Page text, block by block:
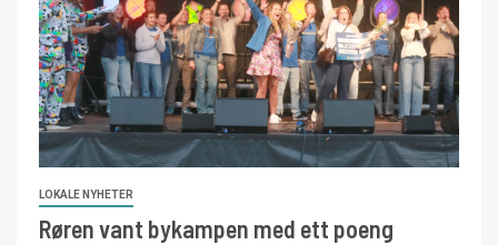
LOKALE NYHETER
Røren vant bykampen med ett poeng